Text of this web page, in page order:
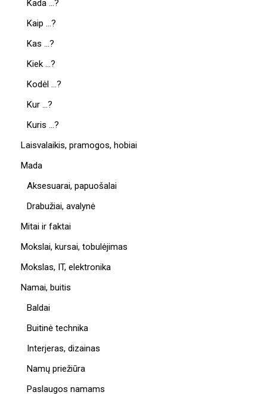
Kada …?
Kaip …?
Kas …?
Kiek …?
Kodėl …?
Kur …?
Kuris …?
Laisvalaikis, pramogos, hobiai
Mada
Aksesuarai, papuošalai
Drabužiai, avalynė
Mitai ir faktai
Mokslai, kursai, tobulėjimas
Mokslas, IT, elektronika
Namai, buitis
Baldai
Buitinė technika
Interjeras, dizainas
Namų priežiūra
Paslaugos namams